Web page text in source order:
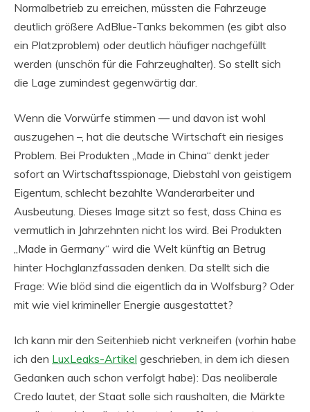
Normalbetrieb zu erreichen, müssten die Fahrzeuge
deutlich größere AdBlue-Tanks bekommen (es gibt also
ein Platzproblem) oder deutlich häufiger nachgefüllt
werden (unschön für die Fahrzeughalter). So stellt sich
die Lage zumindest gegenwärtig dar.
Wenn die Vorwürfe stimmen — und davon ist wohl
auszugehen –, hat die deutsche Wirtschaft ein riesiges
Problem. Bei Produkten „Made in China“ denkt jeder
sofort an Wirtschaftsspionage, Diebstahl von geistigem
Eigentum, schlecht bezahlte Wanderarbeiter und
Ausbeutung. Dieses Image sitzt so fest, dass China es
vermutlich in Jahrzehnten nicht los wird. Bei Produkten
„Made in Germany“ wird die Welt künftig an Betrug
hinter Hochglanzfassaden denken. Da stellt sich die
Frage: Wie blöd sind die eigentlich da in Wolfsburg? Oder
mit wie viel krimineller Energie ausgestattet?
Ich kann mir den Seitenhieb nicht verkneifen (vorhin habe
ich den LuxLeaks-Artikel geschrieben, in dem ich diesen
Gedanken auch schon verfolgt habe): Das neoliberale
Credo lautet, der Staat solle sich raushalten, die Märkte